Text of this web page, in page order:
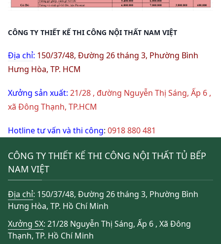
CÔNG TY THIẾT KẾ THI CÔNG NỘI THẤT NAM VIỆT
Địa chỉ: 150/37/48, Đường 26 tháng 3, Phường Bình
Hưng Hòa, TP. HCM
Xưởng sản xuất: 21/28 , đường Nguyễn Thị Sáng, Ấp 6 ,
xã Đông Thạnh, TP.HCM
Hotline tư vấn và thi công: 0918 880 481
CÔNG TY THIẾT KẾ THI CÔNG NỘI THẤT TỦ BẾP
NAM VIỆT
Địa chỉ: 150/37/48, Đường 26 tháng 3, Phường Bình
Hưng Hòa, TP. Hồ Chí Minh
Xưởng SX: 21/28 Nguyễn Thị Sáng, Ấp 6 , Xã Đông
Thạnh, TP. Hồ Chí Minh